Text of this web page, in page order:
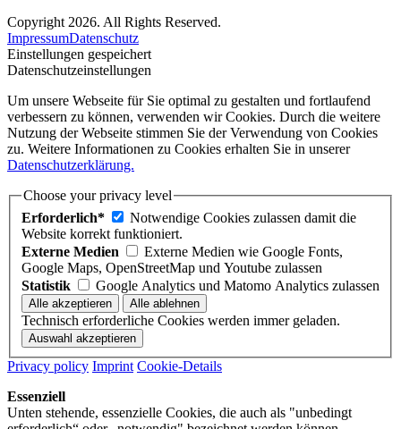
Copyright 2026. All Rights Reserved.
ImpressumDatenschutz
Einstellungen gespeichert
Datenschutzeinstellungen
Um unsere Webseite für Sie optimal zu gestalten und fortlaufend
verbessern zu können, verwenden wir Cookies. Durch die weitere
Nutzung der Webseite stimmen Sie der Verwendung von Cookies
zu. Weitere Informationen zu Cookies erhalten Sie in unserer
Datenschutzerklärung.
Choose your privacy level
Erforderlich*
Notwendige Cookies zulassen damit die
Website korrekt funktioniert.
Externe Medien
Externe Medien wie Google Fonts,
Google Maps, OpenStreetMap und Youtube zulassen
Statistik
Google Analytics und Matomo Analytics zulassen
Technisch erforderliche Cookies werden immer geladen.
Privacy policy Imprint Cookie-Details
Essenziell
Unten stehende, essenzielle Cookies, die auch als "unbedingt